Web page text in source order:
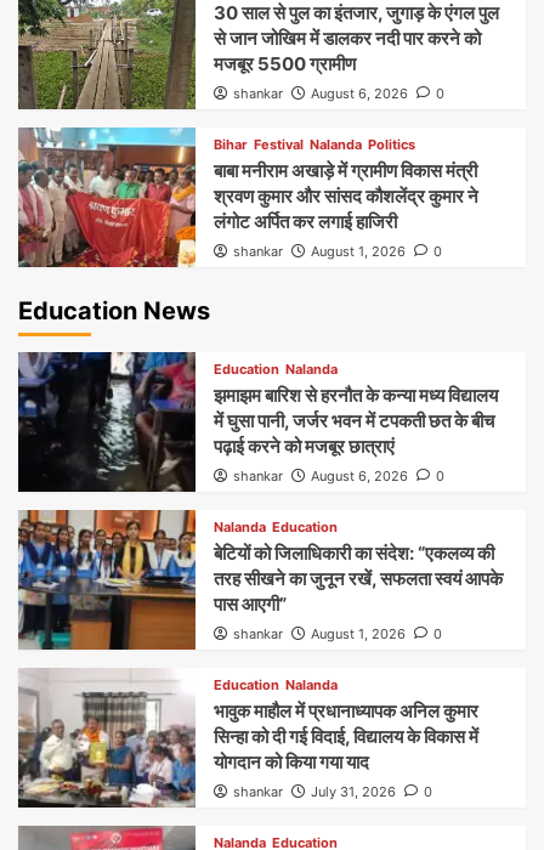
30 साल से पुल का इंतजार, जुगाड़ के एंगल पुल
से जान जोखिम में डालकर नदी पार करने को
मजबूर 5500 ग्रामीण
shankar August 6, 2026 0
Bihar Festival Nalanda Politics
बाबा मनीराम अखाड़े में ग्रामीण विकास मंत्री
श्रवण कुमार और सांसद कौशलेंद्र कुमार ने
लंगोट अर्पित कर लगाई हाजिरी
shankar August 1, 2026 0
Education News
Education Nalanda
झमाझम बारिश से हरनौत के कन्या मध्य विद्यालय
में घुसा पानी, जर्जर भवन में टपकती छत के बीच
पढ़ाई करने को मजबूर छात्राएं
shankar August 6, 2026 0
Nalanda Education
बेटियों को जिलाधिकारी का संदेश: “एकलव्य की
तरह सीखने का जुनून रखें, सफलता स्वयं आपके
पास आएगी”
shankar August 1, 2026 0
Education Nalanda
भावुक माहौल में प्रधानाध्यापक अनिल कुमार
सिन्हा को दी गई विदाई, विद्यालय के विकास में
योगदान को किया गया याद
shankar July 31, 2026 0
Nalanda Education